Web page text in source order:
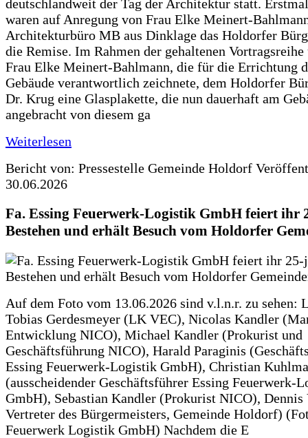
deutschlandweit der Tag der Architektur statt.
waren auf Anregung von Frau Elke Meinert-
Architekturbüro MB aus Dinklage das Holdorfer
die Remise. Im Rahmen der gehaltenen
Frau Elke Meinert-Bahlmann, die für die Errichtung
Gebäude verantwortlich zeichnete, dem Holdorfer
Dr. Krug eine Glasplakette, die nun dauerhaft am
angebracht von diesem ga
Weiterlesen
Bericht von: Pressestelle Gemeinde Holdorf
30.06.2026
Fa. Essing Feuerwerk-Logistik GmbH feiert ihr
Bestehen und erhält Besuch vom Holdorfer
Auf dem Foto vom 13.06.2026 sind v.l.n.r. zu sehen:
Tobias Gerdesmeyer (LK VEC), Nicolas Kandler
Entwicklung NICO), Michael Kandler (Prokurist und
Geschäftsführung NICO), Harald Paraginis
Essing Feuerwerk-Logistik GmbH), Christian
(ausscheidender Geschäftsführer Essing Feuerwerk-
GmbH), Sebastian Kandler (Prokurist NICO),
Vertreter des Bürgermeisters, Gemeinde Holdorf)
Feuerwerk Logistik GmbH) Nachdem die E